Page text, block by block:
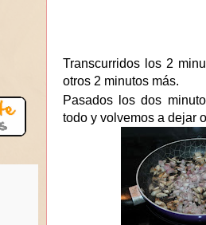
Transcurridos los 2
otros 2 minutos más.
Pasados los dos
todo y volvemos a dejar